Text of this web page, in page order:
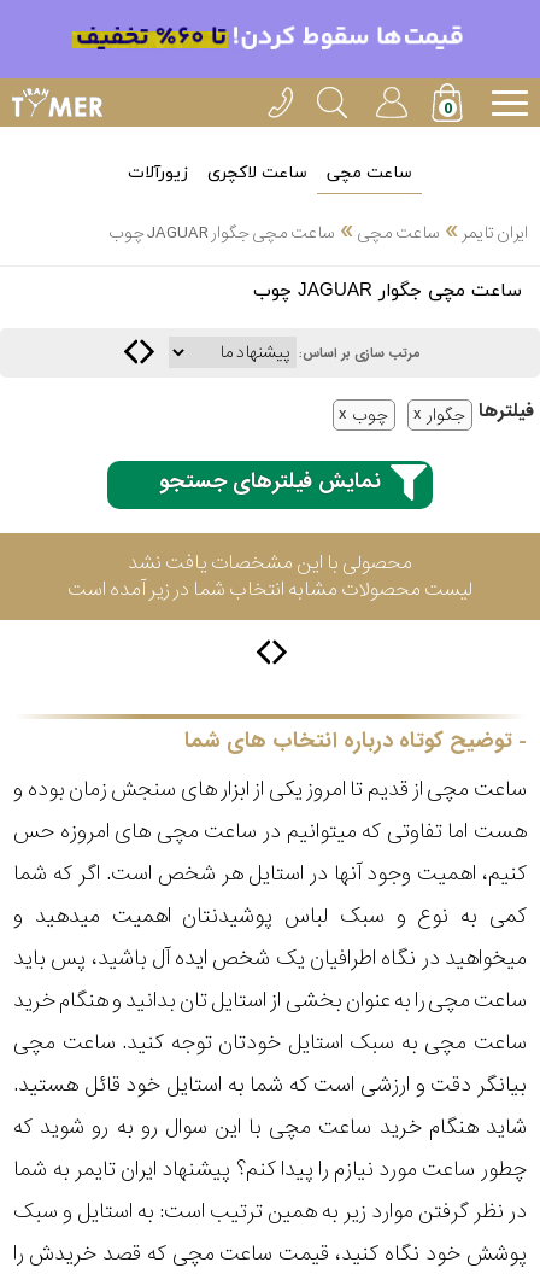
ساعت مچی ساعت لاکچری زیورآلات
ایران تایمر » ساعت مچی» ساعت مچی جگوار JAGUAR چوب
ساعت مچی جگوار JAGUAR چوب
مرتب سازی بر اساس:
فیلتر‌ها جگوار چوب
نمایش فیلترهای جستجو
محصولی با این مشخصات یافت نشد
لیست محصولات مشابه انتخاب شما در زیر آمده است
توضیح کوتاه درباره انتخاب های شما
ساعت مچی از قدیم تا امروز یکی از ابزار های سنجش زمان بوده و
هست اما تفاوتی که میتوانیم در ساعت مچی های امروزه حس
کنیم، اهمیت وجود آنها در استایل هر شخص است. اگر که شما
کمی به نوع و سبک لباس پوشیدنتان اهمیت میدهید و
میخواهید در نگاه اطرافیان یک شخص ایده آل باشید، پس باید
ساعت مچی را به عنوان بخشی از استایل تان بدانید و هنگام خرید
ساعت مچی به سبک استایل خودتان توجه کنید. ساعت مچی
بیانگر دقت و ارزشی است که شما به استایل خود قائل هستید.
شاید هنگام خرید ساعت مچی با این سوال رو به رو شوید که
چطور ساعت مورد نیازم را پیدا کنم؟ پیشنهاد ایران تایمر به شما
در نظر گرفتن موارد زیر به همین ترتیب است: به استایل و سبک
پوشش خود نگاه کنید، قیمت ساعت مچی که قصد خریدش را
انتخاب
بین 3
3
سیکو
سیتیزن
اورینت
پیلار
لیکوپر
آدیداس
متی
مازراتی
جنسیت
استایل
محدوده
عرض